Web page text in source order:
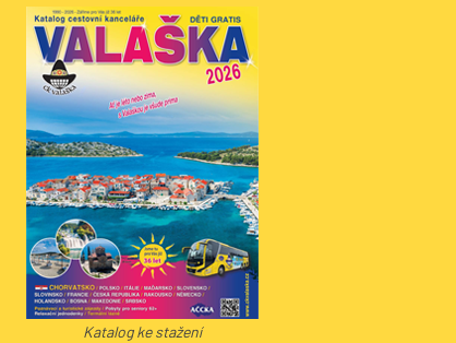
Katalog ke stažení